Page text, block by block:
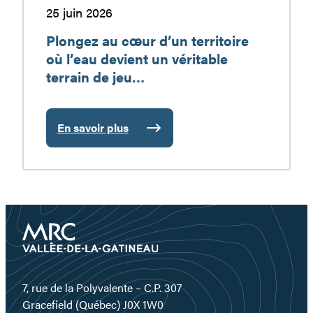
terrain25 juin 2026
Plongez au cœur d’un territoire
où l’eau devient un véritable
terrain de jeu…
En savoir plus
:
Plongez
au
d’un
territoire
où
l’eau
devient
un
véritable
7, rue de la Polyvalente – C.P. 307
Gracefield (Québec) J0X 1W0